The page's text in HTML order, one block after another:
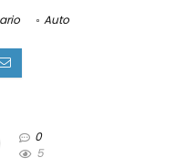
Auto
0
5